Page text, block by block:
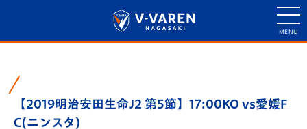
【2019明治安田生命J2 第5節】17:00KO vs愛媛F
C(ニンスタ)